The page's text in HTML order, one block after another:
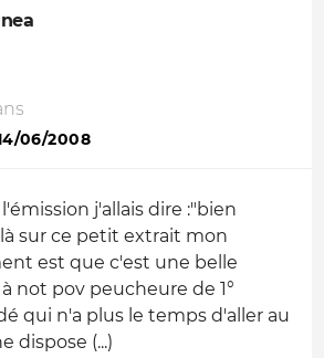
06/2008
j'allais dire :"bien
sur ce petit extrait mon
est que c'est une belle
not pov peucheure de 1°
qui n'a plus le temps d'aller au
dispose (...)